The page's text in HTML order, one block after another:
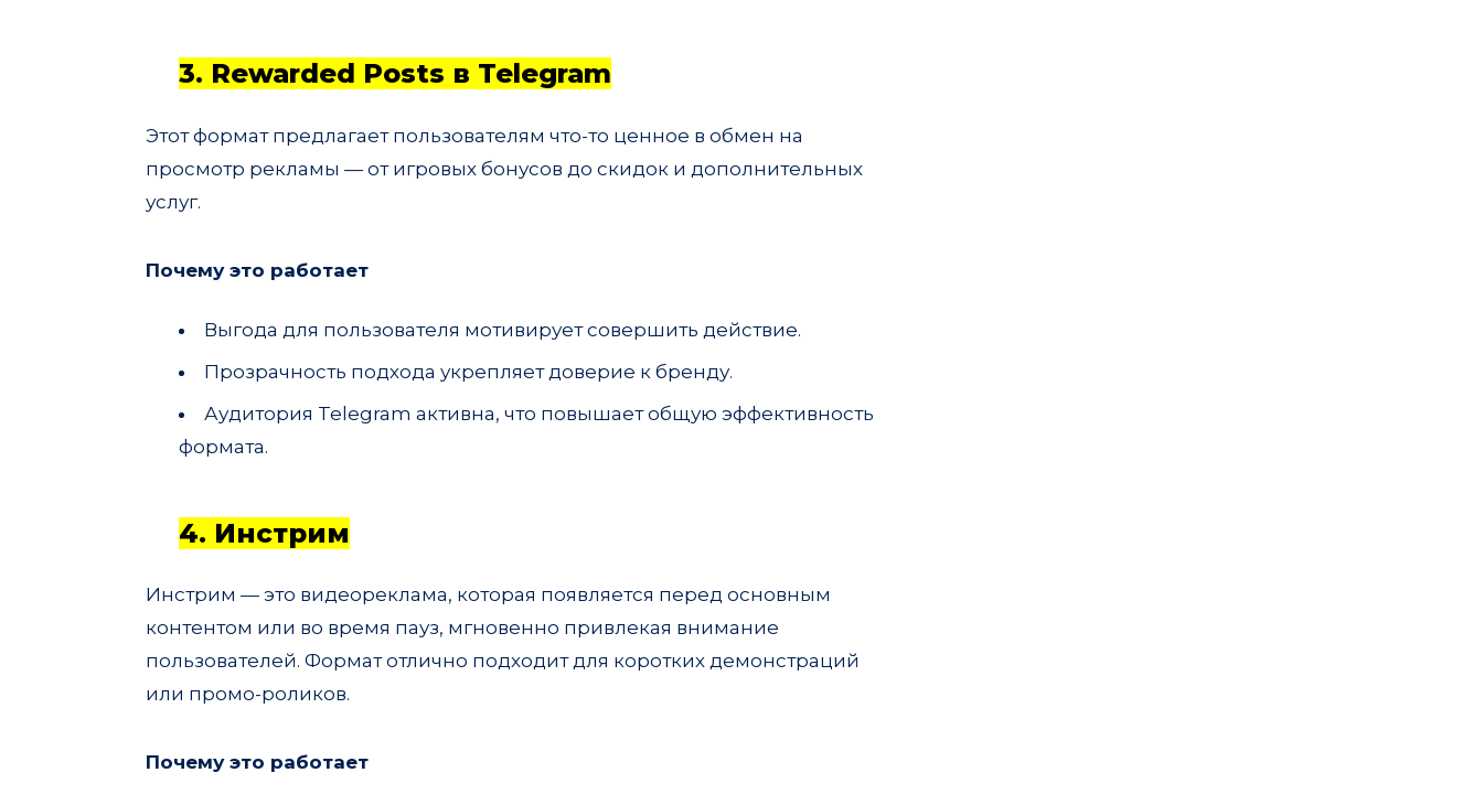
3. Rewarded Posts в Telegram
Этот формат предлагает пользователям что-то ценное в обмен на
просмотр рекламы — от игровых бонусов до скидок и дополнительных
услуг.
Почему это работает
Выгода для пользователя мотивирует совершить действие.
Прозрачность подхода укрепляет доверие к бренду.
Аудитория Telegram активна, что повышает общую эффективность
формата.
4. Инстрим
Инстрим — это видеореклама, которая появляется перед основным
контентом или во время пауз, мгновенно привлекая внимание
пользователей. Формат отлично подходит для коротких демонстраций
или промо-роликов.
Почему это работает